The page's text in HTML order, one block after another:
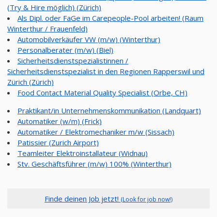
(Try & Hire möglich) (Zürich)
Als Dipl. oder FaGe im Carepeople-Pool arbeiten! (Raum
Winterthur / Frauenfeld)
Automobilverkäufer VW (m/w) (Winterthur)
Personalberater (m/w) (Biel)
Sicherheitsdienstspezialistinnen /
Sicherheitsdienstspezialist in den Regionen Rapperswil und
Zürich (Zürich)
Food Contact Material Quality Specialist (Orbe, CH)
Praktikant/in Unternehmenskommunikation (Landquart)
Automatiker (w/m) (Frick)
Automatiker / Elektromechaniker m/w (Sissach)
Patissier (Zurich Airport)
Teamleiter Elektroinstallateur (Widnau)
Stv. Geschäftsführer (m/w) 100% (Winterthur)
Finde deinen Job jetzt! (Look for job now!)